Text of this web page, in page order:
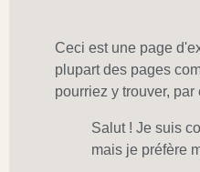
Ceci est une page
plupart des pages
pourriez y trouver, par
Salut ! Je suis
mais je préfère